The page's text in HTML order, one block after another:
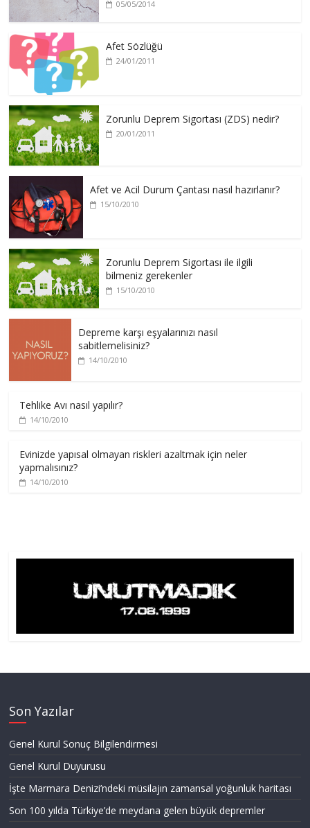
05/05/2014
Afet Sözlüğü
24/01/2011
Zorunlu Deprem Sigortası (ZDS) nedir?
20/01/2011
Afet ve Acil Durum Çantası nasıl hazırlanır?
15/10/2010
Zorunlu Deprem Sigortası ile ilgili
bilmeniz gerekenler
15/10/2010
Depreme karşı eşyalarınızı nasıl
sabitlemelisiniz?
14/10/2010
Tehlike Avı nasıl yapılır?
14/10/2010
Evinizde yapısal olmayan riskleri azaltmak için neler
yapmalısınız?
14/10/2010
Son Yazılar
Genel Kurul Sonuç Bilgilendirmesi
Genel Kurul Duyurusu
İşte Marmara Denizi’ndeki müsilajın zamansal yoğunluk haritası
Son 100 yılda Türkiye’de meydana gelen büyük depremler